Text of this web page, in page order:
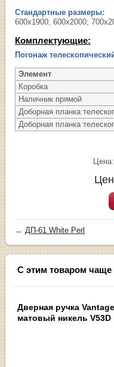
Стандартные размеры:
600х1900; 600х2000;
Комплектующие:
Погонаж
Элемент
Коробка
Наличник прямой
Доборная планка
Доборная планка
Цена:
←ДП-61 White Perl
С этим товаром чаще
Дверная ручка Vantage
матовый никель V53D